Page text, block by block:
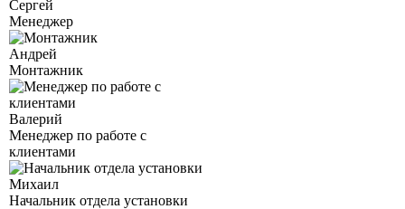
Сергей
Менеджер
Андрей
Монтажник
Валерий
Менеджер по работе с
клиентами
Михаил
Начальник отдела установки